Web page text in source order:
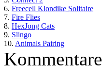
6. Freecell Klondike Solitaire
7. Fire Flies
8. HexJong Cats
9. Slingo
10. Animals Pairing
Kommentare